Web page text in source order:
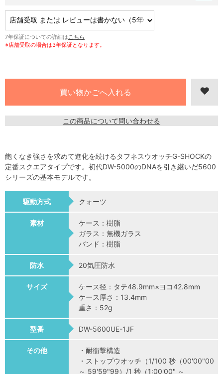
7年保証についての詳細は こちら
※店舗受取の場合は3年保証となります。
この商品について問い合わせる
飽くなき強さを求めて進化を続けるタフネスウオッチG-SHOCKの
定番スクエアタイプです。初代DW-5000のDNAを引き継いだ5600
シリーズの基本モデルです。
駆動方式 クォーツ
素材
ケース：樹脂
ガラス：無機ガラス
バンド：樹脂
防水 20気圧防水
サイズ
ケース径：タテ48.9mm×ヨコ42.8mm
ケース厚さ：13.4mm
重さ：52g
型番 DW-5600UE-1JF
その他
・耐衝撃構造
・ストップウオッチ（1/100 秒（00'00"00
～ 59'59"99）/1 秒（1:00'00" ～